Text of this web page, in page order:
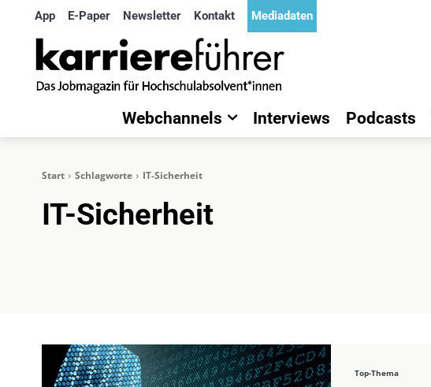
App E-Paper Newsletter Kontakt Mediadaten
Webchannels Interviews Podcasts
Start Schlagworte IT-Sicherheit
IT-Sicherheit
Top-Thema